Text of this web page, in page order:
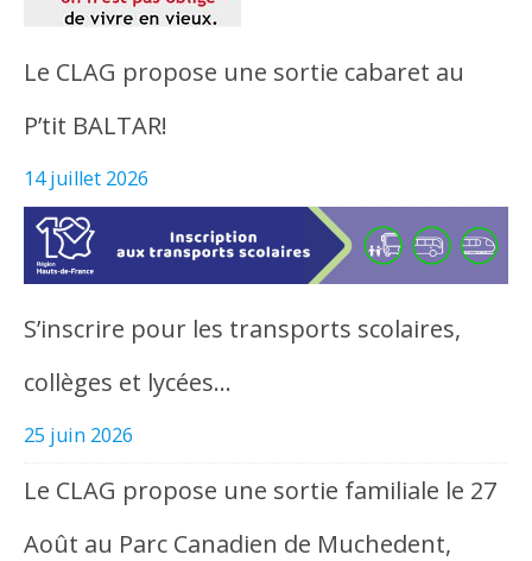
Le CLAG propose une sortie cabaret au
P’tit BALTAR!
14 juillet 2026
S’inscrire pour les transports scolaires,
collèges et lycées…
25 juin 2026
Le CLAG propose une sortie familiale le 27
Août au Parc Canadien de Muchedent,